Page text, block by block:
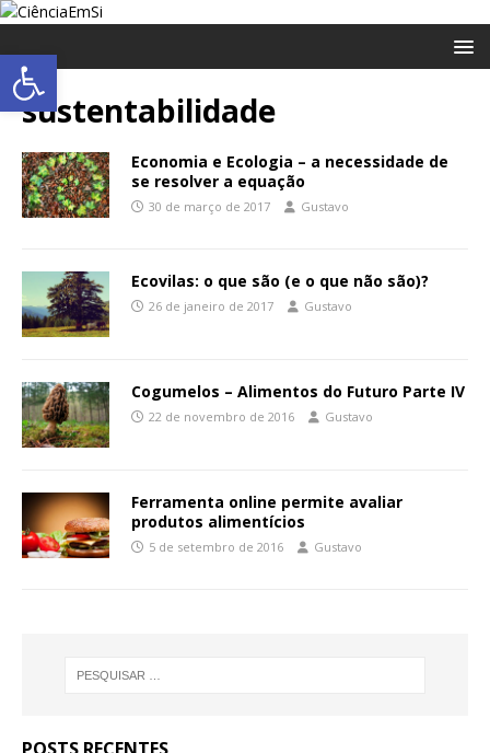
Abrir a barra de ferramentas
sustentabilidade
Economia e Ecologia – a necessidade de
se resolver a equação
30 de março de 2017 Gustavo
Ecovilas: o que são (e o que não são)?
26 de janeiro de 2017 Gustavo
Cogumelos – Alimentos do Futuro Parte IV
22 de novembro de 2016 Gustavo
Ferramenta online permite avaliar
produtos alimentícios
5 de setembro de 2016 Gustavo